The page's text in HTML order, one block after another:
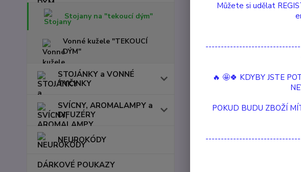
Stojany na "tekoucí dým"
Vonné kužele "TEKOUCÍ
DÝM"
STOJÁNKY a VONNÉ
TYČINKY
SVÍCNY, AROMALAMPY a
DIFUZÉRY
NEUROKÓDY
DÁRKOVÉ POUKAZY
Můžete si udělat
🔥 🤩🍀 KDYBY JSTE
POKUD BUDU ZBOŽÍ